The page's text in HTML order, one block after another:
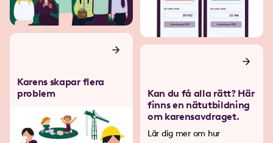
Karens skapar flera
problem
Kan du få alla rätt? Här
finns en nätutbildning
om karensavdraget.
Lär dig mer om hur